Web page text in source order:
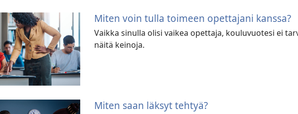
Miten voin tulla toimeen opettajani kanssa?
Vaikka sinulla olisi vaikea opettaja, kouluvuotesi ei
näitä keinoja.
Miten saan läksyt tehtyä?